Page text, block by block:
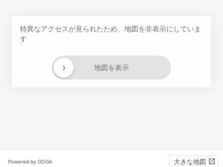
特異なアクセスが見られたため、地図を非表示にしていま
す
地図を表示
›
Powered by GOGA 大きな地図